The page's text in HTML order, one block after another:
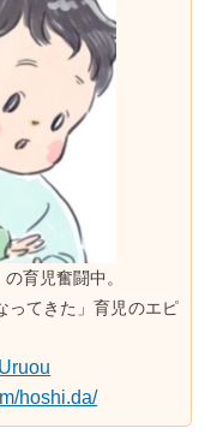
育児奮闘中。
ってきた」育児のエピ
hoshi.da/